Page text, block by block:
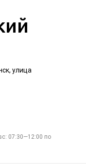
улица
07:30—12:00 по